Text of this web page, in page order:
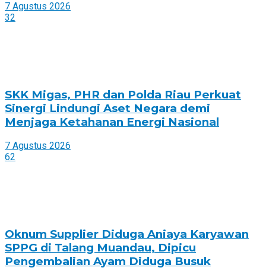
7 Agustus 2026
32
SKK Migas, PHR dan Polda Riau Perkuat
Sinergi Lindungi Aset Negara demi
Menjaga Ketahanan Energi Nasional
7 Agustus 2026
62
Oknum Supplier Diduga Aniaya Karyawan
SPPG di Talang Muandau, Dipicu
Pengembalian Ayam Diduga Busuk